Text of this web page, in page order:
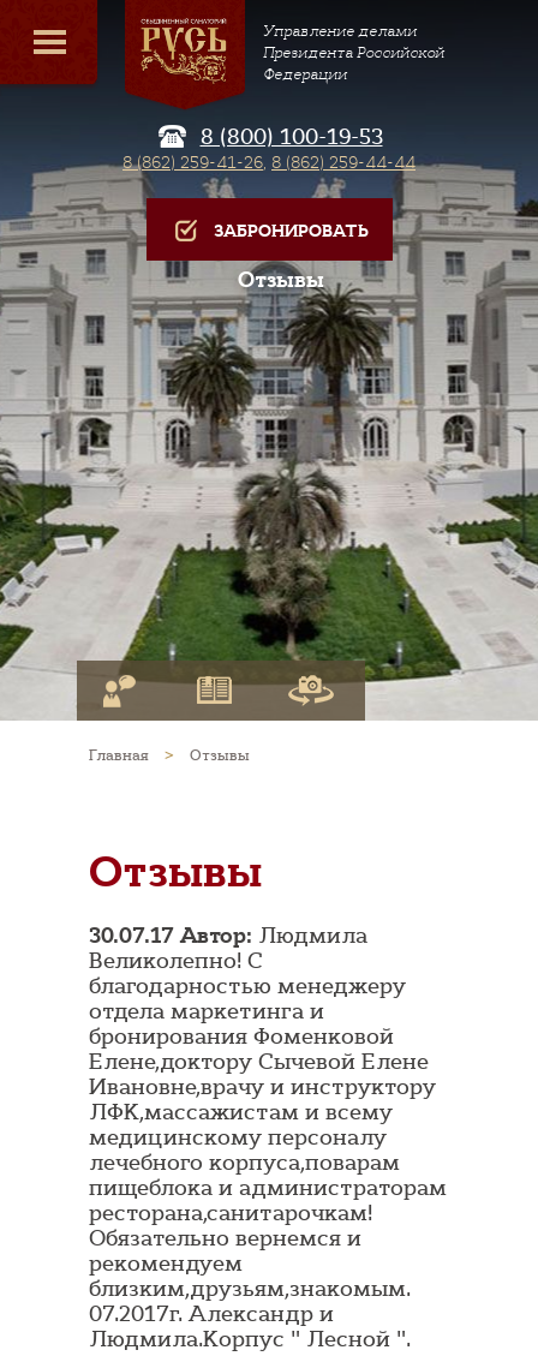
Управление делами
Президента Российской
Федерации
8 (800) 100-19-53
8 (862) 259-41-26, 8 (862) 259-44-44
ЗАБРОНИРОВАТЬ
Отзывы
Главная > Отзывы
Отзывы
30.07.17 Автор: Людмила
Великолепно! С
благодарностью менеджеру
отдела маркетинга и
бронирования Фоменковой
Елене,доктору Сычевой Елене
Ивановне,врачу и инструктору
ЛФК,массажистам и всему
медицинскому персоналу
лечебного корпуса,поварам
пищеблока и администраторам
ресторана,санитарочкам!
Обязательно вернемся и
рекомендуем
близким,друзьям,знакомым.
07.2017г. Александр и
Людмила.Корпус " Лесной ".